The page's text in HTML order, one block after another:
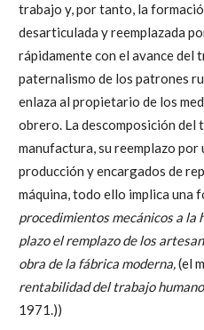
trabajo y, por tanto, la
desarticulada y reemplazada
rápidamente con el avance del
paternalismo de los patrones
enlaza al propietario de los
obrero. La descomposición del
manufactura, su reemplazo
producción y encargados de
máquina, todo ello implica una
procedimientos mecánicos a la
plazo el remplazo de los
obra de la fábrica moderna,(el
rentabilidad del trabajo humano
1971.))